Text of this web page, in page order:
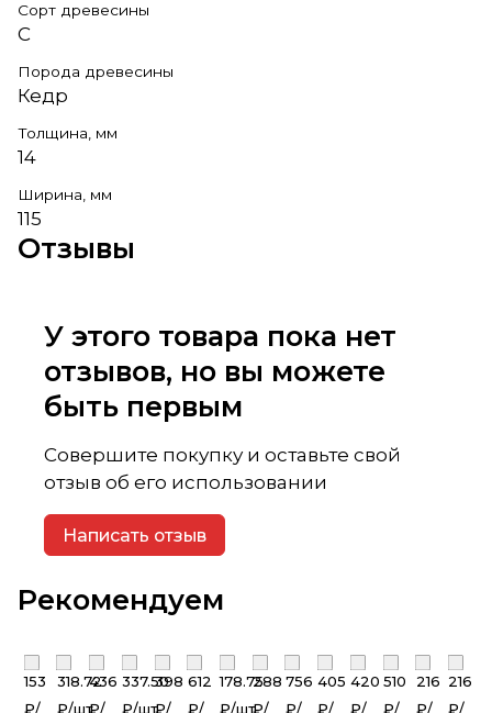
Сорт древесины
С
Порода древесины
Кедр
Толщина, мм
14
Ширина, мм
115
Отзывы
У этого товара пока нет
отзывов, но вы можете
быть первым
Совершите покупку и оставьте свой
отзыв об его использовании
Написать отзыв
Рекомендуем
153
₽/
318.72
₽/шт
436
₽/
337.50
₽/шт
398
₽/
612
₽/
178.75
₽/шт
288
₽/
756
₽/
405
₽/
420
₽/
510
₽/
216
₽/
216
₽/